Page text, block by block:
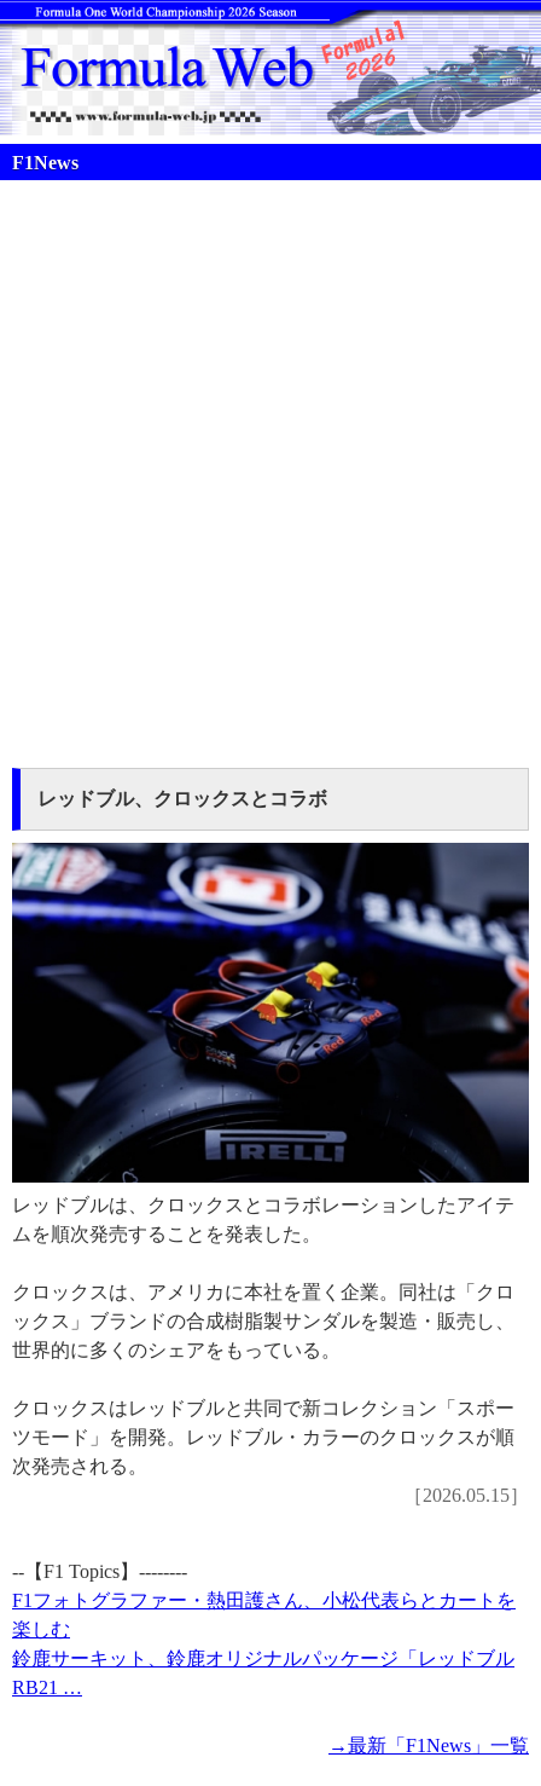
F1News
レッドブル、クロックスとコラボ
レッドブルは、クロックスとコラボレーションしたアイテ
ムを順次発売することを発表した。
クロックスは、アメリカに本社を置く企業。同社は「クロ
ックス」ブランドの合成樹脂製サンダルを製造・販売し、
世界的に多くのシェアをもっている。
クロックスはレッドブルと共同で新コレクション「スポー
ツモード」を開発。レッドブル・カラーのクロックスが順
次発売される。
［2026.05.15］
--【F1 Topics】--------
F1フォトグラファー・熱田護さん、小松代表らとカートを
楽しむ
鈴鹿サーキット、鈴鹿オリジナルパッケージ「レッドブル
RB21 …
→最新「F1News」一覧